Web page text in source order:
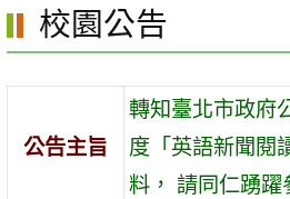
區
校園公告
公告主旨
轉知臺北市政府
度「英語新聞閱
料， 請同仁踴躍